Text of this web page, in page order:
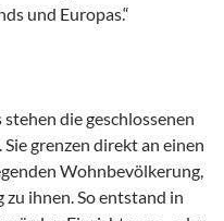
und Europas.“
die geschlossenen
grenzen direkt an einen
Wohnbevölkerung,
ihnen. So entstand in